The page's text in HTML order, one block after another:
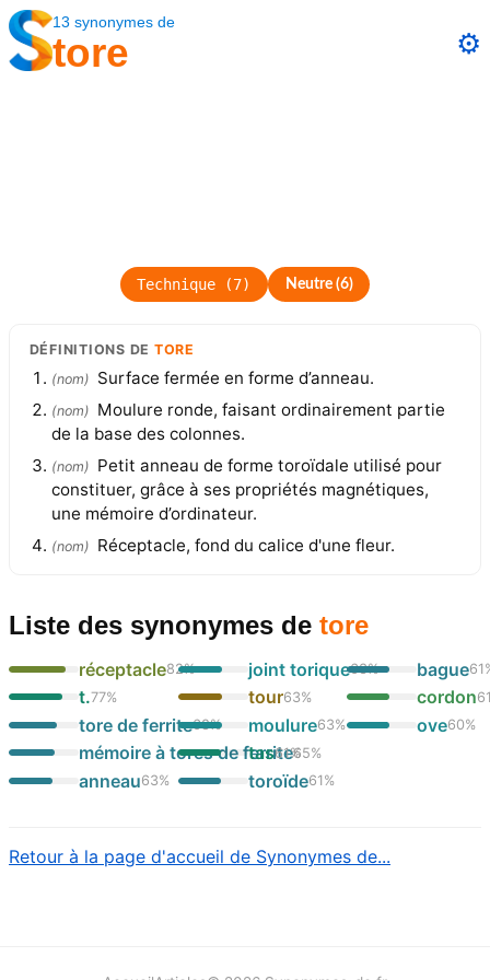
13 synonymes de
tore ⚙️
Technique (7) Neutre(6)
DÉFINITIONS DE TORE
(nom) Surface fermée en forme d’anneau.
(nom) Moulure ronde, faisant ordinairement partie
de la base des colonnes.
(nom) Petit anneau de forme toroïdale utilisé pour
constituer, grâce à ses propriétés magnétiques,
une mémoire d’ordinateur.
(nom) Réceptacle, fond du calice d'une fleur.
Liste des synonymes de tore
réceptacle82%
t.77%
tore de ferrite68%
mémoire à tores de ferrite65%
anneau63%
joint torique63%
tour63%
moulure63%
tas61%
toroïde61 %
bague61
cordon
ove60%
Retour à la page d'accueil de Synonymes de...